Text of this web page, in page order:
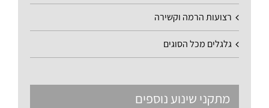
רצועות הרמה וקשירה
גלגלים מכל הסוגים
מתקני שינוע נוספים